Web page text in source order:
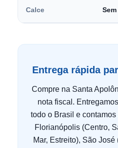
Calce
Entrega rápida
Compre na Santa
nota fiscal.
todo o Brasil e
Florianópolis (Centro,
Mar, Estreito), São